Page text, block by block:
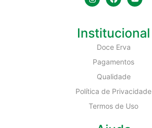
Institucional
Doce Erva
Pagamentos
Qualidade
Política de Privacidade
Termos de Uso